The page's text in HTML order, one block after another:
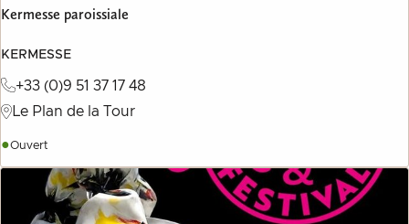
Kermesse paroissiale
KERMESSE
+33 (0)9 51 37 17 48
Le Plan de la Tour
●Ouvert